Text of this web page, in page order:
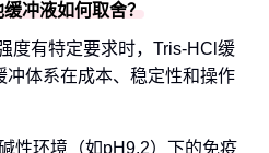
冲液如何取舍？
度有特定要求时，Tris-HCl缓
冲体系在成本、稳定性和操作
性环境（如pH9.2）下的免疫